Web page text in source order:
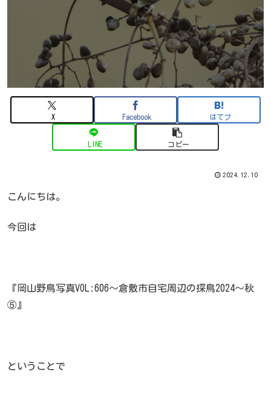
X Facebook はてブ
LINE コピー
2024.12.10
こんにちは。
今回は
『岡山野鳥写真VOL:606～倉敷市自宅周辺の探鳥2024～秋
⑤』
ということで